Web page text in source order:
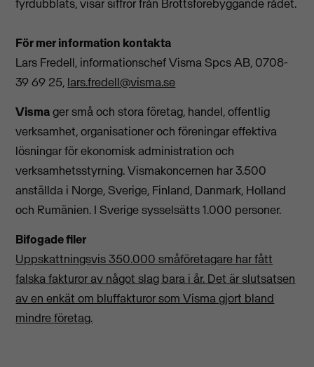
fyrdubblats, visar siffror från Brottsförebyggande rådet.
För mer information kontakta
Lars Fredell, informationschef Visma Spcs AB, 0708-
39 69 25, lars.fredell@visma.se
Vismager små och stora företag, handel, offentlig
verksamhet, organisationer och föreningar effektiva
lösningar för ekonomisk administration och
verksamhetsstyrning. Vismakoncernen har 3.500
anställda i Norge, Sverige, Finland, Danmark, Holland
och Rumänien. I Sverige sysselsätts 1.000 personer.
Bifogade filer
Uppskattningsvis 350.000 småföretagare har fått
falska fakturor av något slag bara i år. Det är slutsatsen
av en enkät om bluffakturor som Visma gjort bland
mindre företag.